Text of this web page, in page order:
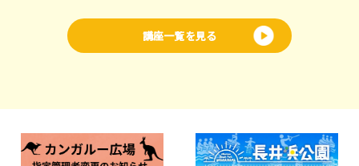
講座一覧を見る